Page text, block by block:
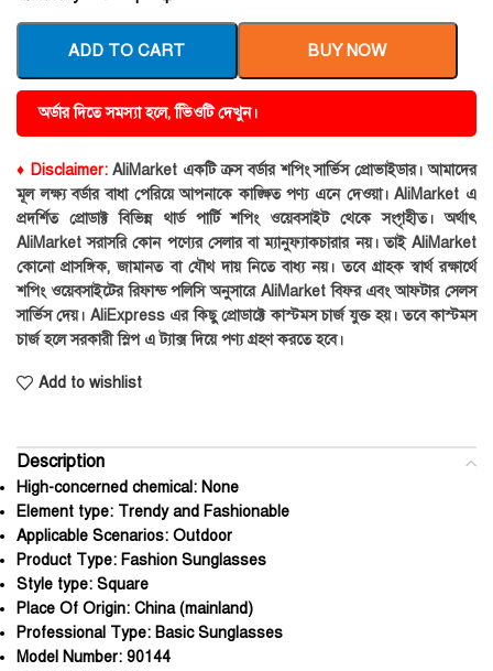
ADD TO CART BUY NOW
অর্ডার দিতে সমস্যা হলে, ভিিওটি দেখুন।
♦ Disclaimer:AliMarket একটি ক্রস বর্ডার শপিং সার্ভিস প্রোভাইডার। আমাদের
মূল লক্ষ্য বর্ডার বাধা পেরিয়ে আপনাকে কাঙ্ক্ষিত পণ্য এনে দেওয়া। AliMarket এ
প্রদর্শিত প্রোডাক্ট বিভিন্ন থার্ড পার্টি শপিং ওয়েবসাইট থেকে সংগৃহীত। অর্থাৎ
AliMarket সরাসরি কোন পণ্যের সেলার বা ম্যানুফ্যাকচারার নয়। তাই AliMarket
কোনো প্রাসঙ্গিক, জামানত বা যৌথ দায় নিতে বাধ্য নয়। তবে গ্রাহক স্বার্থ রক্ষার্থে
শপিং ওয়েবসাইটের রিফান্ড পলিসি অনুসারে AliMarket বিফর এবং আফটার সেলস
সার্ভিস দেয়। AliExpress এর কিছু প্রোডাক্টে কাস্টমস চার্জ যুক্ত হয়। তবে কাস্টমস
চার্জ হলে সরকারী স্লিপ এ ট্যাক্স দিয়ে পণ্য গ্রহণ করতে হবে।
Add to wishlist
Description
High-concerned chemical: None
Element type: Trendy and Fashionable
Applicable Scenarios: Outdoor
Product Type: Fashion Sunglasses
Style type: Square
Place Of Origin: China (mainland)
Professional Type: Basic Sunglasses
Model Number: 90144